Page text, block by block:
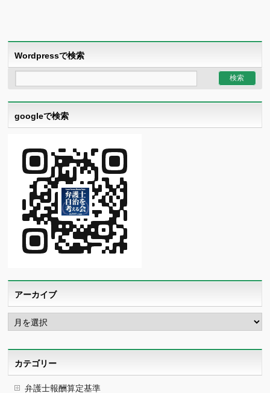
Wordpressで検索
googleで検索
アーカイブ
ア
ー
カ
カテゴリー
弁護士報酬算定基準